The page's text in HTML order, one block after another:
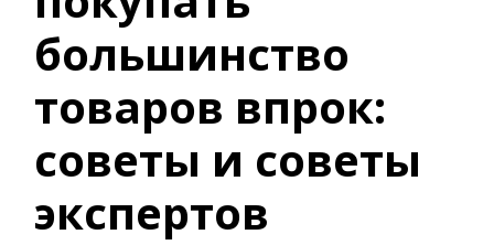
большинство
товаров впрок:
советы и советы
экспертов